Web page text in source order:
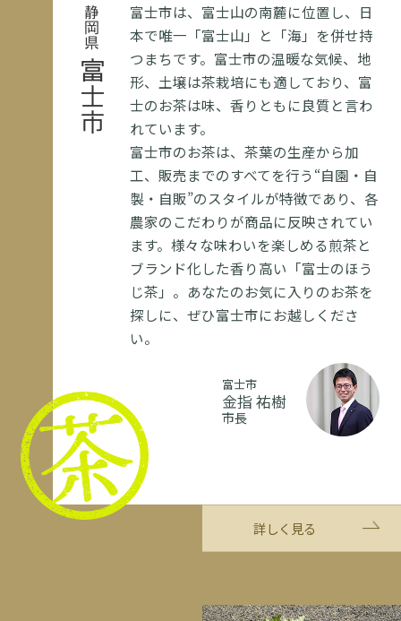
静岡県
富士市
富士市は、富士山の南麓に位置し、日
本で唯一「富士山」と「海」を併せ持
つまちです。富士市の温暖な気候、地
形、土壌は茶栽培にも適しており、富
士のお茶は味、香りともに良質と言わ
れています。
富士市のお茶は、茶葉の生産から加
工、販売までのすべてを行う“自園・自
製・自販”のスタイルが特徴であり、各
農家のこだわりが商品に反映されてい
ます。様々な味わいを楽しめる煎茶と
ブランド化した香り高い「富士のほう
じ茶」。あなたのお気に入りのお茶を
探しに、ぜひ富士市にお越しくださ
い。
富士市
金指 祐樹
市長
詳しく見る